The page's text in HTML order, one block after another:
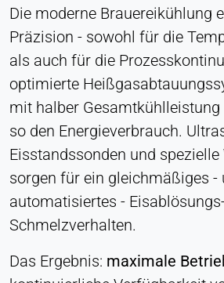
Die moderne Brauereikühlung
Präzision - sowohl für die
als auch für die
optimierte
mit halber
so den Energieverbrauch.
Eisstandssonden und
sorgen für ein gleichmäßiges -
automatisiertes -
Schmelzverhalten.
Das Ergebnis: maximale